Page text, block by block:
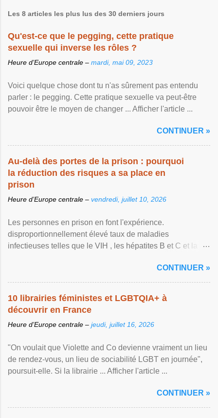
Les 8 articles les plus lus des 30 derniers jours
Qu'est-ce que le pegging, cette pratique
sexuelle qui inverse les rôles ?
Heure d’Europe centrale – mardi, mai 09, 2023
Voici quelque chose dont tu n'as sûrement pas entendu
parler : le pegging. Cette pratique sexuelle va peut-être
pouvoir être le moyen de changer ... Afficher l'article ...
CONTINUER »
Au-delà des portes de la prison : pourquoi
la réduction des risques a sa place en
prison
Heure d’Europe centrale – vendredi, juillet 10, 2026
Les personnes en prison en font l'expérience.
disproportionnellement élevé taux de maladies
infectieuses telles que le VIH , les hépatites B et C et la ...
CONTINUER »
10 librairies féministes et LGBTQIA+ à
découvrir en France
Heure d’Europe centrale – jeudi, juillet 16, 2026
"On voulait que Violette and Co devienne vraiment un lieu
de rendez-vous, un lieu de sociabilité LGBT en journée",
poursuit-elle. Si la librairie ... Afficher l'article ...
CONTINUER »